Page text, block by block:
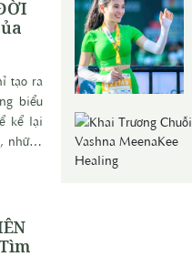
tạo ra
biểu
kể lại
những